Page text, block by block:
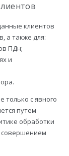
клиентов
а также для:
ПДн;
и
с явного
путем
обработки
совершением